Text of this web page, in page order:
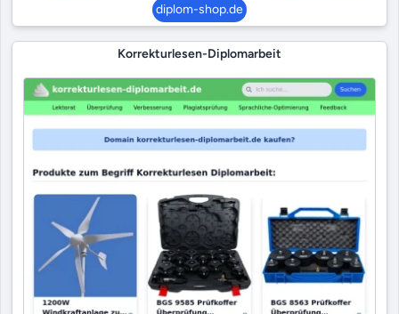
diplom-shop.de
Korrekturlesen-Diplomarbeit